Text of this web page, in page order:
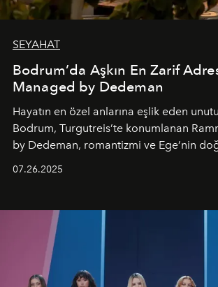
SEYAHAT
Bodrum’da Aşkın En Zarif
Managed by Dedeman
Hayatın en özel anlarına eşlik eden
Bodrum, Turgutreis’te konumlanan
by Dedeman, romantizmi ve Ege’nin
07.26.2025